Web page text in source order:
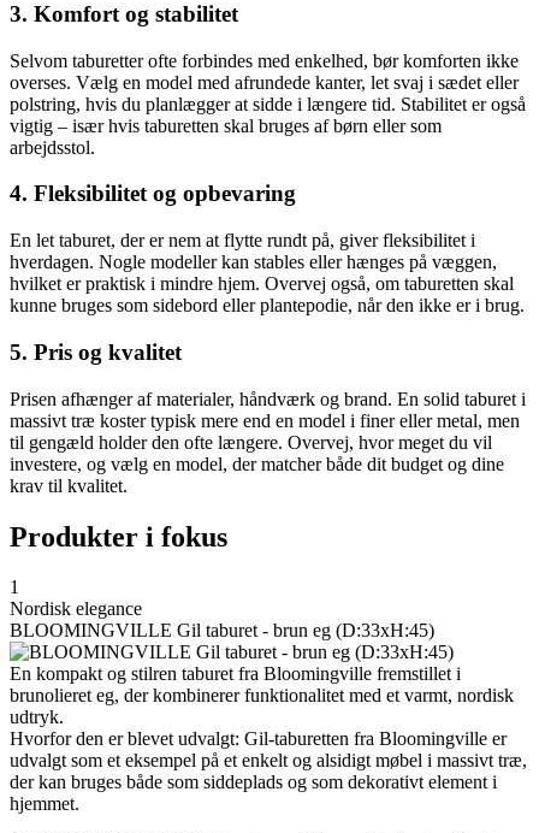
3. Komfort og stabilitet
Selvom taburetter ofte forbindes med enkelhed, bør komforten ikke
overses. Vælg en model med afrundede kanter, let svaj i sædet eller
polstring, hvis du planlægger at sidde i længere tid. Stabilitet er også
vigtig – især hvis taburetten skal bruges af børn eller som
arbejdsstol.
4. Fleksibilitet og opbevaring
En let taburet, der er nem at flytte rundt på, giver fleksibilitet i
hverdagen. Nogle modeller kan stables eller hænges på væggen,
hvilket er praktisk i mindre hjem. Overvej også, om taburetten skal
kunne bruges som sidebord eller plantepodie, når den ikke er i brug.
5. Pris og kvalitet
Prisen afhænger af materialer, håndværk og brand. En solid taburet i
massivt træ koster typisk mere end en model i finer eller metal, men
til gengæld holder den ofte længere. Overvej, hvor meget du vil
investere, og vælg en model, der matcher både dit budget og dine
krav til kvalitet.
Produkter i fokus
1
Nordisk elegance
BLOOMINGVILLE Gil taburet - brun eg (D:33xH:45)
En kompakt og stilren taburet fra Bloomingville fremstillet i
brunolieret eg, der kombinerer funktionalitet med et varmt, nordisk
udtryk.
Hvorfor den er blevet udvalgt: Gil-taburetten fra Bloomingville er
udvalgt som et eksempel på et enkelt og alsidigt møbel i massivt træ,
der kan bruges både som siddeplads og som dekorativt element i
hjemmet.